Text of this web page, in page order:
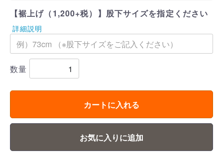
【裾上げ（1,200+税）】股下サイズを指定ください
詳細説明
数量
カートに入れる
お気に入りに追加